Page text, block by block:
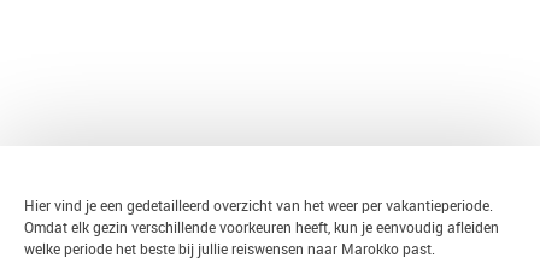
Hier vind je een gedetailleerd overzicht van het weer per vakantieperiode.
Omdat elk gezin verschillende voorkeuren heeft, kun je eenvoudig afleiden
welke periode het beste bij jullie reiswensen naar Marokko past.